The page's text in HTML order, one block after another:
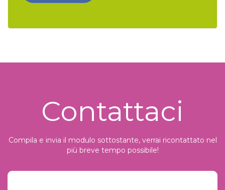
Contattaci
Compila e invia il modulo sottostante, verrai ricontattato nel
più breve tempo possibile!